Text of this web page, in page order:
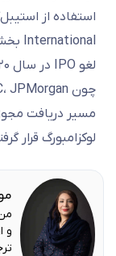
مسیر دریافت
لوکزامبورگ قرار